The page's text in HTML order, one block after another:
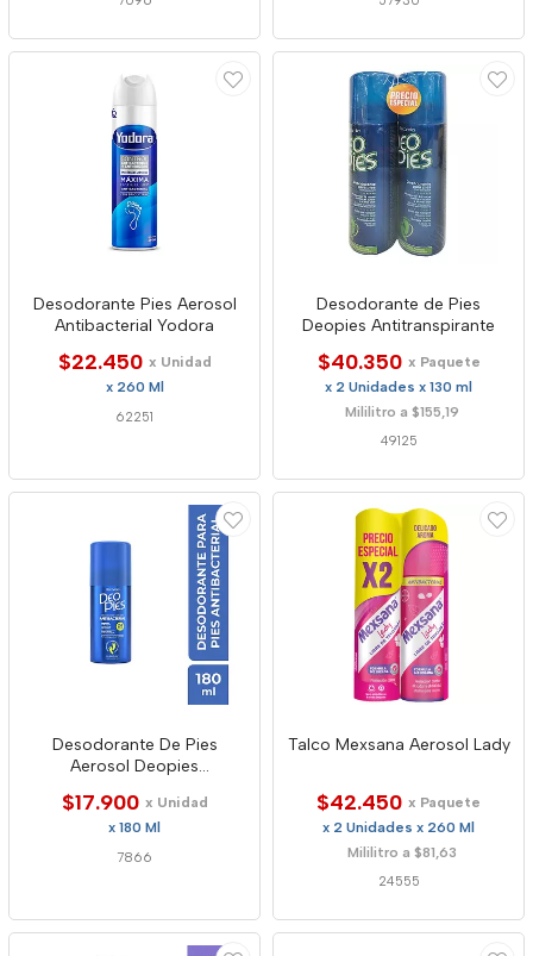
Desodorante Pies Aerosol
Antibacterial Yodora
$22.450 x Unidad
x 260 Ml
62251
Desodorante de Pies
Deopies Antitranspirante
$40.350 x Paquete
x 2 Unidades x 130 ml
Mililitro a $155,19
49125
Desodorante De Pies
Aerosol Deopies
$17.900 x Unidad
x 180 Ml
7866
Talco Mexsana Aerosol Lady
$42.450 x Paquete
x 2 Unidades x 260 Ml
Mililitro a $81,63
24555